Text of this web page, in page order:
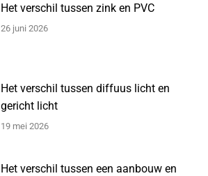
Het verschil tussen zink en PVC
26 juni 2026
Het verschil tussen diffuus licht en
gericht licht
19 mei 2026
Het verschil tussen een aanbouw en